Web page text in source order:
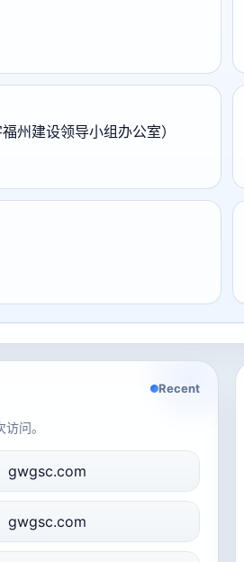
州建设领导小组办公室）
问。
Recent
gwgsc.com
gwgsc.com